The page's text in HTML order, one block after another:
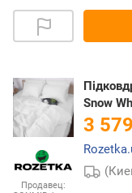
Продавец:
Snow
3 579